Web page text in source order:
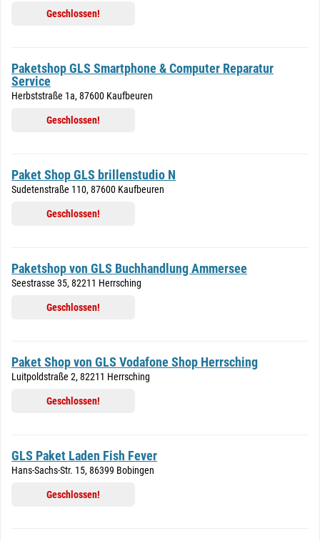
Geschlossen!
Paketshop GLS Smartphone & Computer Reparatur
Service
Herbststraße 1a, 87600 Kaufbeuren
Geschlossen!
Paket Shop GLS brillenstudio N
Sudetenstraße 110, 87600 Kaufbeuren
Geschlossen!
Paketshop von GLS Buchhandlung Ammersee
Seestrasse 35, 82211 Herrsching
Geschlossen!
Paket Shop von GLS Vodafone Shop Herrsching
Luitpoldstraße 2, 82211 Herrsching
Geschlossen!
GLS Paket Laden Fish Fever
Hans-Sachs-Str. 15, 86399 Bobingen
Geschlossen!